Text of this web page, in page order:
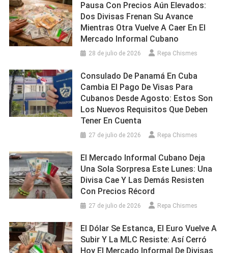
Pausa Con Precios Aún Elevados:
Dos Divisas Frenan Su Avance
Mientras Otra Vuelve A Caer En El
Mercado Informal Cubano
28 de julio de 2026 Repa Chismes
Consulado De Panamá En Cuba
Cambia El Pago De Visas Para
Cubanos Desde Agosto: Estos Son
Los Nuevos Requisitos Que Deben
Tener En Cuenta
27 de julio de 2026 Repa Chismes
El Mercado Informal Cubano Deja
Una Sola Sorpresa Este Lunes: Una
Divisa Cae Y Las Demás Resisten
Con Precios Récord
27 de julio de 2026 Repa Chismes
El Dólar Se Estanca, El Euro Vuelve A
Subir Y La MLC Resiste: Así Cerró
Hoy El Mercado Informal De Divisas